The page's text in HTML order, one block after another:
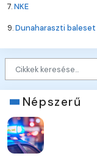
7.NKE
9.Dunaharaszti baleset
Népszerű